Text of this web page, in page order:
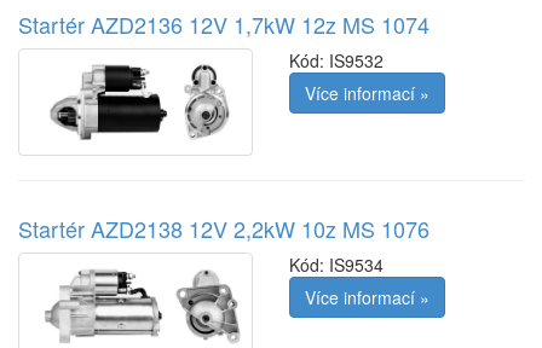
Startér AZD2136 12V 1,7kW 12z MS 1074
Kód: IS9532
Více informací »
Startér AZD2138 12V 2,2kW 10z MS 1076
Kód: IS9534
Více informací »